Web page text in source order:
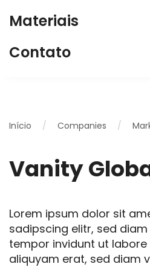
Materiais
Contato
Início Companies
Vanity
Lorem ipsum dolor sit
sadipscing elitr, sed
tempor invidunt ut
aliquyam erat, sed diam